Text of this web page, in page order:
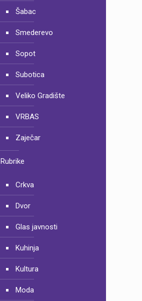
Šabac
Smederevo
Sopot
Subotica
Veliko Gradište
VRBAS
Zaječar
Rubrike
Crkva
Dvor
Glas javnosti
Kuhinja
Kultura
Moda